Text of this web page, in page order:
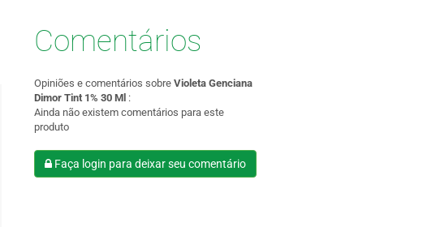
Comentários
Opiniões e comentários sobre Violeta Genciana
Dimor Tint 1% 30 Ml :
Ainda não existem comentários para este
produto
Faça login para deixar seu comentário